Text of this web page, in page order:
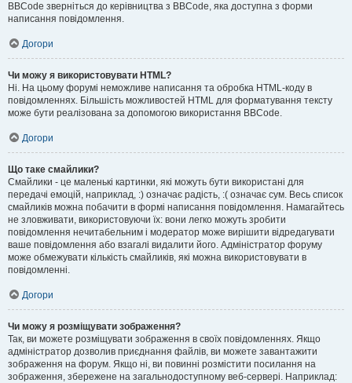
BBCode зверніться до керівництва з BBCode, яка доступна з форми
написання повідомлення.
Догори
Чи можу я використовувати HTML?
Ні. На цьому форумі неможливе написання та обробка HTML-коду в
повідомленнях. Більшість можливостей HTML для форматування тексту
може бути реалізована за допомогою використання BBCode.
Догори
Що таке смайлики?
Смайлики - це маленькі картинки, які можуть бути використані для
передачі емоцій, наприклад, :) означає радість, :( означає сум. Весь список
смайликів можна побачити в формі написання повідомлення. Намагайтесь
не зловживати, використовуючи їх: вони легко можуть зробити
повідомлення нечитабельним і модератор може вирішити відредагувати
ваше повідомлення або взагалі видалити його. Адміністратор форуму
може обмежувати кількість смайликів, які можна використовувати в
повідомленні.
Догори
Чи можу я розміщувати зображення?
Так, ви можете розміщувати зображення в своїх повідомленнях. Якщо
адміністратор дозволив приєднання файлів, ви можете завантажити
зображення на форум. Якщо ні, ви повинні розмістити посилання на
зображення, збережене на загальнодоступному веб-сервері. Наприклад: